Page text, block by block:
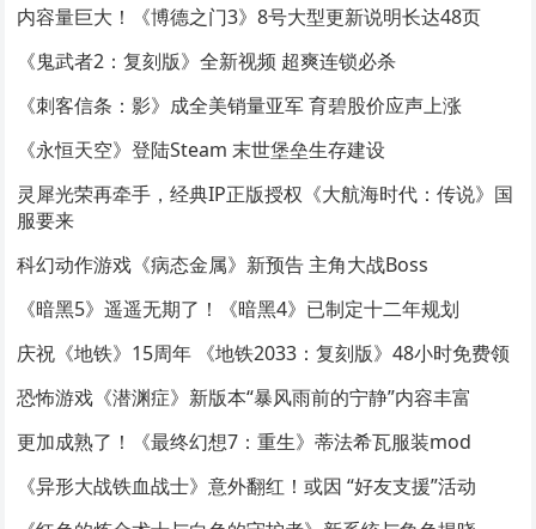
内容量巨大！《博德之门3》8号大型更新说明长达48页
《鬼武者2：复刻版》全新视频 超爽连锁必杀
《刺客信条：影》成全美销量亚军 育碧股价应声上涨
《永恒天空》登陆Steam 末世堡垒生存建设
灵犀光荣再牵手，经典IP正版授权《大航海时代：传说》国
服要来
科幻动作游戏《病态金属》新预告 主角大战Boss
《暗黑5》遥遥无期了！《暗黑4》已制定十二年规划
庆祝《地铁》15周年 《地铁2033：复刻版》48小时免费领
恐怖游戏《潜渊症》新版本“暴风雨前的宁静”内容丰富
更加成熟了！《最终幻想7：重生》蒂法希瓦服装mod
《异形大战铁血战士》意外翻红！或因 “好友支援”活动